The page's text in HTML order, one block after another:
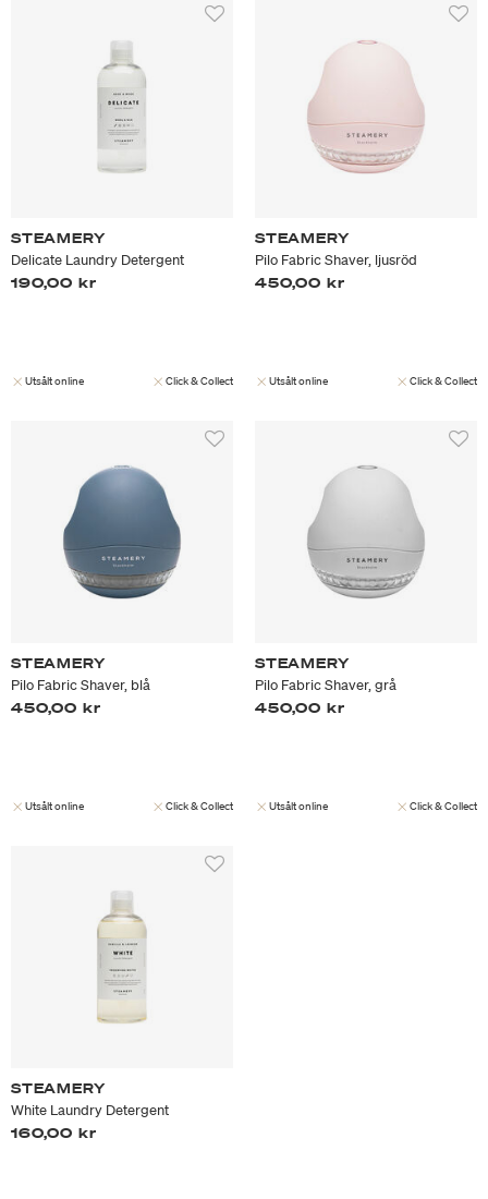
STEAMERY
Delicate Laundry Detergent
190,00 kr
Utsålt online Click & Collect
STEAMERY
Pilo Fabric Shaver, ljusröd
450,00 kr
Utsålt online Click & Collect
STEAMERY
Pilo Fabric Shaver, blå
450,00 kr
Utsålt online Click & Collect
STEAMERY
Pilo Fabric Shaver, grå
450,00 kr
Utsålt online Click & Collect
STEAMERY
White Laundry Detergent
160,00 kr